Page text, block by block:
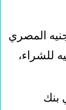
المصري
مصر: 30.45 جنيه للشراء،
بنك